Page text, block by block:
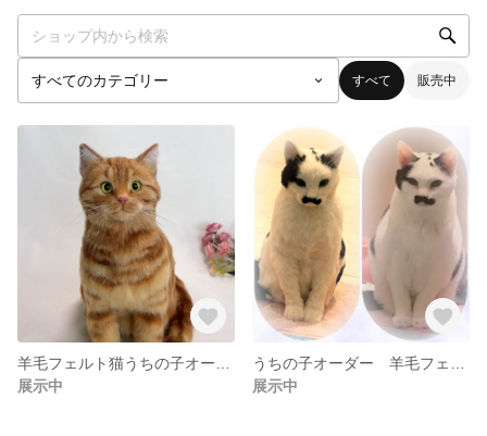
すべて 販売中
展示中
展示中